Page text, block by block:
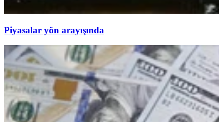
Piyasalar yön arayışında